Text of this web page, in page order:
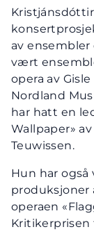
av
vært
opera av
Nordland
har hatt en
Wallpaper»
Teuwissen.
Hun har
produksjoner
operaen
Kritikerprisen